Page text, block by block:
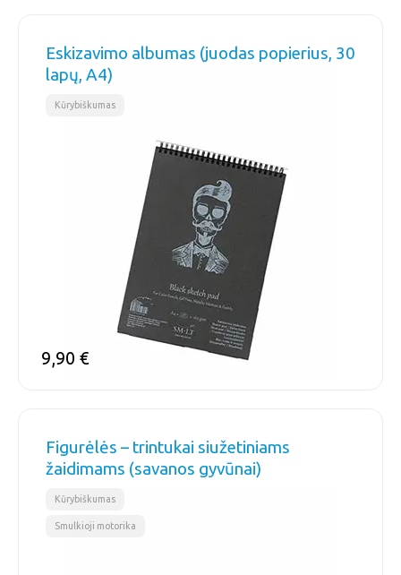
Eskizavimo albumas (juodas popierius, 30
lapų, A4)
Kūrybiškumas
9,90 €
Figurėlės – trintukai siužetiniams
žaidimams (savanos gyvūnai)
Kūrybiškumas
Smulkioji motorika